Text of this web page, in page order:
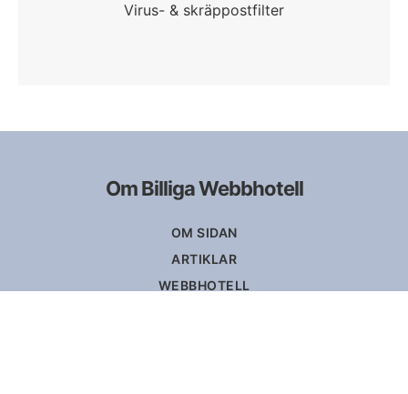
Virus- & skräppostfilter
Om Billiga Webbhotell
OM SIDAN
ARTIKLAR
WEBBHOTELL